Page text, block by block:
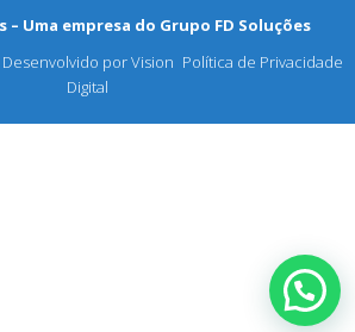
– Uma empresa do Grupo FD Soluções
Desenvolvido por Vision
Digital
Política de Privacidade